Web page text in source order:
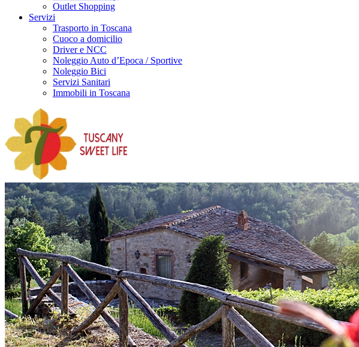
Outlet Shopping
Servizi
Trasporto in Toscana
Cuoco a domicilio
Driver e NCC
Noleggio Auto d’Epoca / Sportive
Noleggio Bici
Servizi Sanitari
Immobili in Toscana